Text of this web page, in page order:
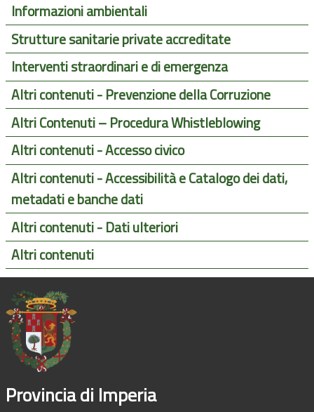
Informazioni ambientali
Strutture sanitarie private accreditate
Interventi straordinari e di emergenza
Altri contenuti - Prevenzione della Corruzione
Altri Contenuti – Procedura Whistleblowing
Altri contenuti - Accesso civico
Altri contenuti - Accessibilità e Catalogo dei dati,
metadati e banche dati
Altri contenuti - Dati ulteriori
Altri contenuti
Provincia di Imperia